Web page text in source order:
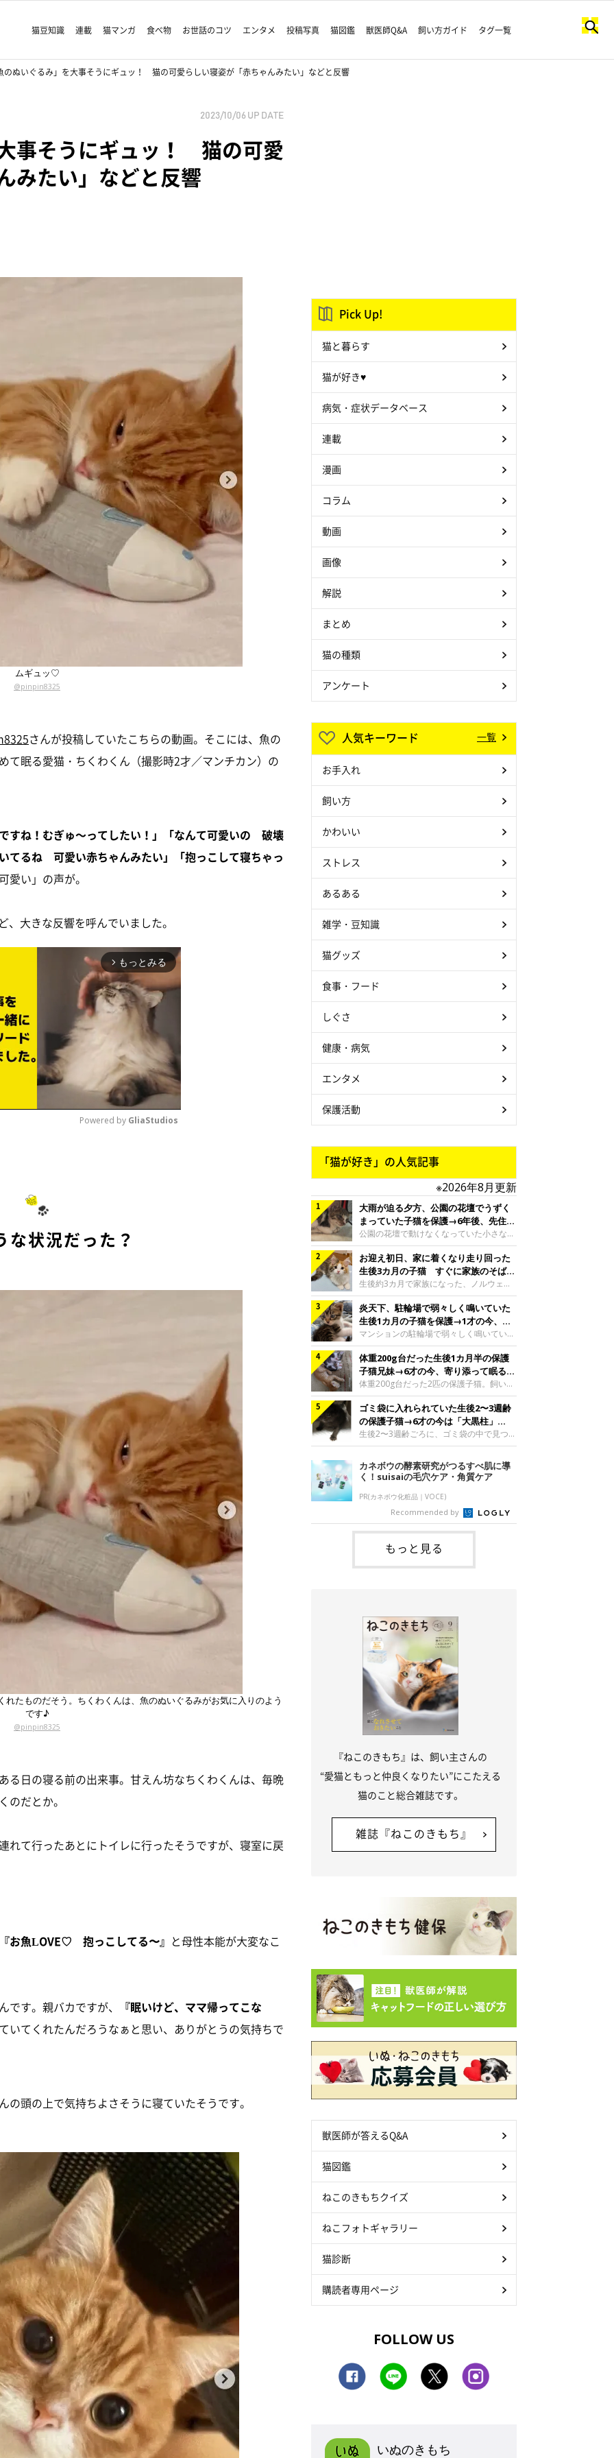
猫豆知識 連載 猫マンガ 食べ物 お世話のコツ エンタメ 投稿写真 猫図鑑 獣医師Q&A 飼い方ガイド タグ一覧
のぬいぐるみ」を大事そうにギュッ！ 猫の可愛らしい寝姿が「赤ちゃんみたい」などと反響
2023/10/06 UP DATE
事そうにギュッ！ 猫の可愛
みたい」などと反響
ムギュッ♡
@pinpin8325
さんが投稿していたこちらの動画。そこには、魚の
て眠る愛猫・ちくわくん（撮影時2才／マンチカン）の
すね！むぎゅ～ってしたい！」「なんて可愛いの 破壊
てるね 可愛い赤ちゃんみたい」「抱っこして寝ちゃっ
愛い」の声が。
大きな反響を呼んでいました。
arrow_forward_ios もっとみる
Powered by GliaStudios
な状況だった？
たものだそう。ちくわくんは、魚のぬいぐるみがお気に入りのよう
です♪
@pinpin8325
る日の寝る前の出来事。甘えん坊なちくわくんは、毎晩
のだとか。
れて行ったあとにトイレに行ったそうですが、寝室に戻
お魚LOVE♡ 抱っこしてる〜』 と母性本能が大変なこ
す。親バカですが、
『眠いけど、ママ帰ってこな
いてくれたんだろうなぁと思い、ありがとうの気持ちで
頭の上で気持ちよさそうに寝ていたそうです。
Pick Up!
猫と暮らす
猫が好き♥
病気・症状データベース
連載
漫画
コラム
動画
画像
解説
まとめ
猫の種類
アンケート
人気キーワード 一覧
お手入れ
飼い方
かわいい
ストレス
あるある
雑学・豆知識
猫グッズ
食事・フード
しぐさ
健康・病気
エンタメ
保護活動
「猫が好き」の人気記事
※2026年8月更新
大雨が迫る夕方、公園の花壇でうずく
まっていた子猫を保護→6年後、先住猫
と“姉妹”のような関係に
公園の花壇で動けなくなっていた小さな子
猫。家族に迎えられてから6年、先住猫と
の間には深い絆が育まれていました。保護
当時のティダちゃん。
@muumuu62197189紹介するのは、
X（旧Twitter）ユーザー
@muumuu62197189さんの愛猫・ティダ
ちゃん（取材時6才）の成長記録です。こ
ちらは、生後3カ月ごろのティダちゃん。
飼い主さんが出会ったのは、夜から大雨に
なると予報されていた日の夕方でした。花
壇で動けずにいた子猫保護したばかりのテ
ィダちゃん。@muumuu62197189飼い主
さんは、公園の
お迎え初日、家に着くなり走り回った
生後3カ月の子猫 すぐに家族のそばで
落ち着く姿に「迎えてよかった」
生後約3カ月で家族になった、ノルウェー
ジャンフォレストキャットの子猫。お迎え
翌日には、すでに家でくつろぐ様子を見せ
ていました。お迎え翌日、ベッドでうとう
とするむうちゃんお迎え翌日のむうちゃ
ん。@umimugi0304紹介するのは、
Instagramユーザー@umimugi0304さんの
愛猫・むうちゃん（撮影時、生後約3カ月
／ノルウェージャンフォレストキャッ
ト）。こちらは、お迎え翌日に撮影された
一枚。ゴハンをお腹いっぱい食べたむうち
ゃんは眠くなり、飼い主さん夫婦のベッド
でうとうとし始めたのだとか。飼い主さ
炎天下、駐輪場で弱々しく鳴いていた
生後1カ月の子猫を保護→1才の今、筋
肉質でツンデレなコに成長
マンションの駐輪場で弱々しく鳴いてい
た、生後1カ月ほどの子猫。家族に迎えら
れてから1年、体も行動も大きく成長しま
した。炎天下の駐輪場で鳴いていた小さな
子猫保護当時のモモちゃん。@Kingponzu
紹介するのは、X（旧Twitter）ユーザー
@Kingponzuさんの愛猫・モモちゃん（取
材時1才）の成長記録です。こちらは、モ
モちゃんが生後1カ月ごろに撮影された一
枚。飼い主さんの自宅マンションの駐輪場
です。子猫時代のモモちゃん。
@Kingponzuその日は気温が35℃を
体重200g台だった生後1カ月半の保護
子猫兄妹→6才の今、寄り添って眠る姿
にほっこり！
体重200g台だった2匹の保護子猫。飼い主
さんの家族になってから6年、ともに成長
するなかで、2匹の関係にも少しずつ変化
が見られました。家族になったばかりの小
さな兄妹猫（写真上から）妹猫・てんちゃ
ん、兄猫・ラムくん。@ten_ramu紹介す
るのは、X（旧Twitter）ユーザー
@ten_ramuさんの愛猫・ラムくんとてん
ちゃん（ともに取材時6才）の成長記録で
す。この写真は、お迎えして間もない生後
1カ月半ごろの2匹。当時、ラムくんは260
グラム、てんちゃんは209グラムと、どち
らもとても小さな体でした。2匹
ゴミ袋に入れられていた生後2〜3週齢
の保護子猫→6才の今は「大黒柱」
に！ 美しい黒猫に成長した姿にグッ
とくる
生後2〜3週齢ごろに、ゴミ袋の中で見つか
った小さな命。ミルクから育てられたその
子猫は今、家族に欠かせない存在へと成長
しました。ゴミ袋の中で見つかった、ミニ
モグラのような子猫よちよち歩きをしてい
たころの、生後2〜3週齢ごろのドンちゃ
ん。@doddou_1今回紹介するのは、
X（旧Twitter）ユーザー@doddou_1さん
の愛猫・ドンちゃん（取材時、推定6才／
本名：ドミトリー・ドンスコイ）。ドンち
ゃんは、保護猫でした。ドンちゃんが見つ
かったのは、飼い主さんの姉の勤め先の敷
カネボウの酵素研究がつるすべ肌に導
く！suisaiの毛穴ケア・角質ケア
PR(カネボウ化粧品｜VOCE)
Recommended by
もっと見る
『ねこのきもち』は、飼い主さんの
“愛猫ともっと仲良くなりたい”にこたえる
猫のこと総合雑誌です。
雑誌『ねこのきもち』
獣医師が答えるQ&A
猫図鑑
ねこのきもちクイズ
ねこフォトギャラリー
猫診断
購読者専用ページ
FOLLOW US
いぬのきもち